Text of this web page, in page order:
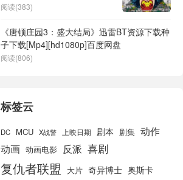
阅读(383)
《唐顿庄园3：盛大结局》迅雷BT资源下载种
子下载[Mp4][hd1080p]百度网盘
阅读(806)
标签云
DC MCU X战警 上映日期 剧本 剧集 动作
动画 动画电影 反派 喜剧
复仇者联盟 大片 奇异博士 奥斯卡